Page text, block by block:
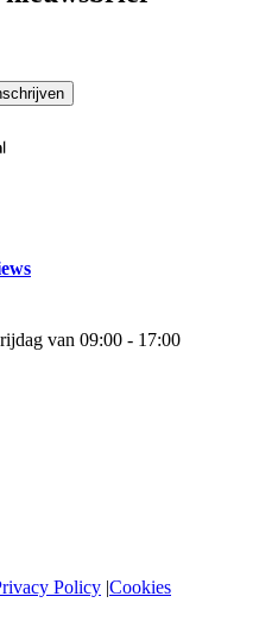
van 09:00 - 17:00
Policy Cookies